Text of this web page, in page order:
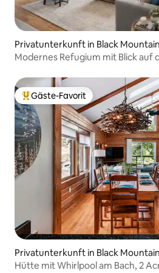
Privatunterkunft in Black Mountain
Modernes Refugium mit Blick auf
Beliebter Gäste-Favorit.
Gäste-Favorit
Privatunterkunft in Black Mountain
Hütte mit Whirlpool am Bach, 2